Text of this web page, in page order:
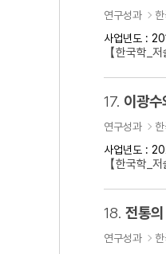
연구성과
사업년도 :
【한국학_
17. 이광
연구성과
사업년도 :
【한국학_
18. 전통
연구성과